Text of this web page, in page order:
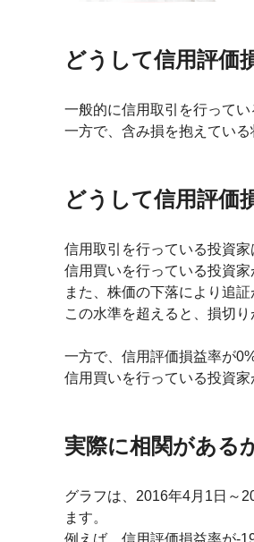
どうして信用評価
一般的に信用取引を行って
一方で、含み損を抱えてい
どうして信用評価
信用取引を行っている投資
信用買いを行っている投資
また、株価の下落により追
この水準を超えると、損切
一方で、信用評価損益率が
信用買いを行っている投資
実際に相関がある
グラフは、2016年4月1日～
ます。
例えば、信用評価損益率が-